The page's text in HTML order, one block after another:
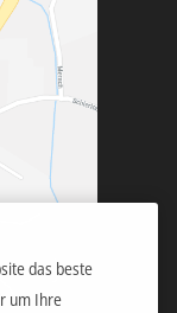
das beste
um Ihre